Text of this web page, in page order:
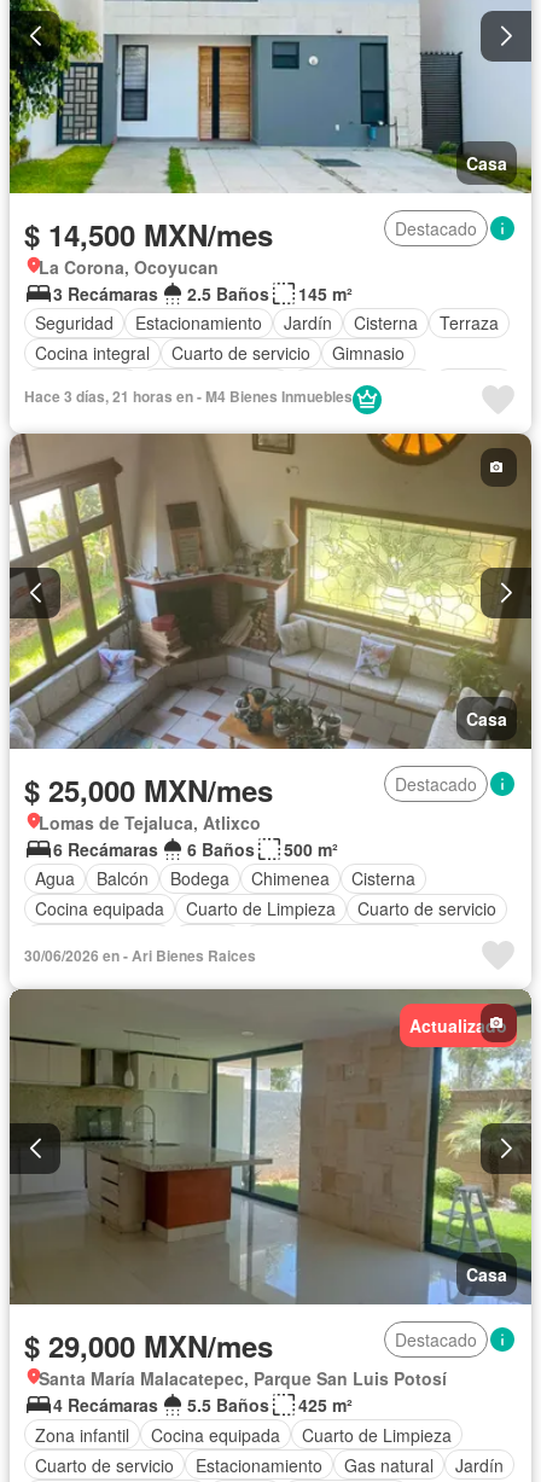
Casa
$ 14,500 MXN/mes
Destacado
La Corona, Ocoyucan
3 Recámaras
2.5 Baños
145 m²
Seguridad
Estacionamiento Jardín Cisterna
Terraza
Cocina integral
Cuarto de servicio
Gimnasio
Sala polivalente
Internet
Circuito cerrado de televisión
Zonas verdes
Caseta de vigilancia
Recámara con closet
Wifi Gas natural
Cancha de tenis
Sin amueblar
Hace 3 días, 21 horas en - M4 Bienes Inmuebles
Casa
$ 25,000 MXN/mes
Destacado
Lomas de Tejaluca, Atlixco
6 Recámaras
6 Baños
500 m²
Agua
Balcón Bodega Chimenea
Cisterna
Cocina equipada
Cuarto de Limpieza
Cuarto de servicio
Zonas verdes
Completamente amueblado
30/06/2026 en - Ari Bienes Raices
Actualizado
Casa
$ 29,000 MXN/mes
Destacado
Santa María Malacatepec, Parque San Luis Potosí
4 Recámaras
5.5 Baños
425 m²
Zona infantil
Cocina equipada
Cuarto de Limpieza
Cuarto de servicio
Estacionamiento Gas natural
Jardín